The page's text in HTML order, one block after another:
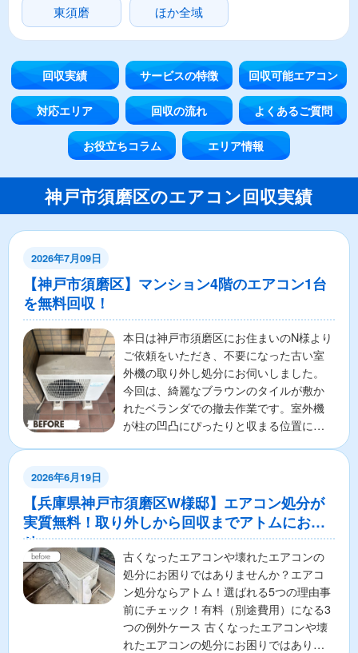
東須磨 ほか全域
回収実績 サービスの特徴 回収可能エアコン
対応エリア 回収の流れ よくあるご質問
お役立ちコラム エリア情報
神戸市須磨区のエアコン回収実績
2026年7月09日
【神戸市須磨区】マンション4階のエアコン1台
を無料回収！
本日は神戸市須磨区にお住まいのN様より
ご依頼をいただき、不要になった古い室
外機の取り外し処分にお伺いしました。
今回は、綺麗なブラウンのタイルが敷か
れたベランダでの撤去作業です。室外機
が柱の凹凸にぴったりと収まる位置にあ
2026年6月19日
【兵庫県神戸市須磨区W様邸】エアコン処分が
実質無料！取り外しから回収までアトムにお任
せ
古くなったエアコンや壊れたエアコンの
処分にお困りではありませんか？エアコ
ン処分ならアトム！選ばれる5つの理由事
前にチェック！有料（別途費用）になる3
つの例外ケース 古くなったエアコンや壊
れたエアコンの処分にお困りではありま